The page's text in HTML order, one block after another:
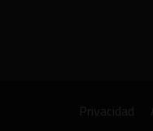
Privacidad